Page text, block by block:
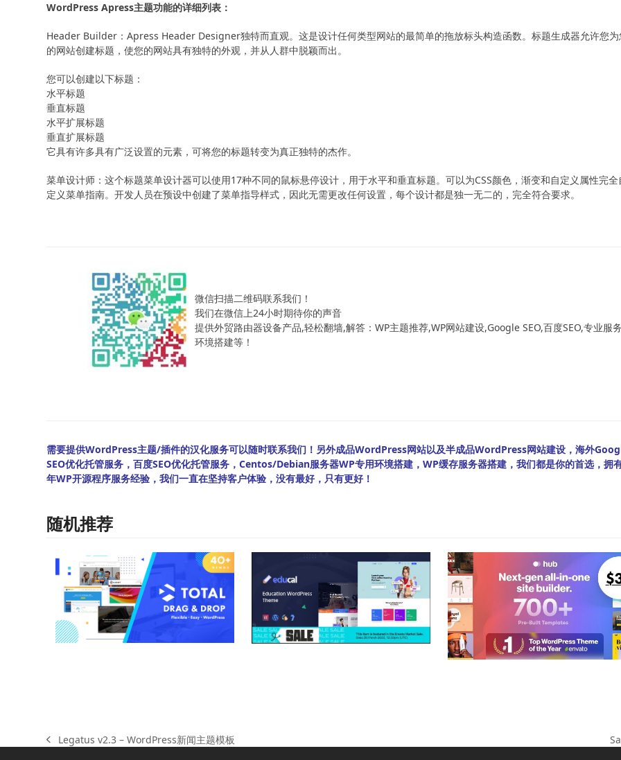
WordPress Apress主题功能的详细列表：
Header Builder：Apress Header Designer独特而直观。这是设计任何类型网站的最简单的拖放标头构造函数。标题生成器允许您为
的网站创建标题，使您的网站具有独特的外观，并从人群中脱颖而出。
您可以创建以下标题：
水平标题
垂直标题
水平扩展标题
垂直扩展标题
它具有许多具有广泛设置的元素，可将您的标题转变为真正独特的杰作。
菜单设计师：这个标题菜单设计器可以使用17种不同的鼠标悬停设计，用于水平和垂直标题。可以为CSS颜色，渐变和自定义属性完全
定义菜单指南。开发人员在预设中创建了菜单指导样式，因此无需更改任何设置，每个设计都是独一无二的，完全符合要求。
微信扫描二维码联系我们！
我们在微信上24小时期待你的声音
提供外贸路由器设备产品,轻松翻墙,解答：WP主题推荐,WP网站建设,Google SEO,百度SEO,专业服
环境搭建等！
需要提供WordPress主题/插件的汉化服务可以随时联系我们！另外成品WordPress网站以及半成品WordPress网站建设，海外
SEO优化托管服务，百度SEO优化托管服务，Centos/Debian服务器WP专用环境搭建，WP缓存服务器搭建，我们都是你的首选，拥
年WP开源程序服务经验，我们一直在坚持客户体验，没有最好，只有更好！
随机推荐
上 Legatus v2.3 – WordPress新闻主题模板
下